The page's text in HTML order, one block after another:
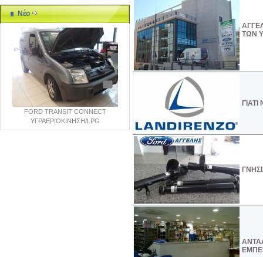
Νέο
FORD TRANSIT CONNECT
ΥΓΡΑΕΡΙΟΚΙΝΗΣΗ/LPG
ΤΩΝ